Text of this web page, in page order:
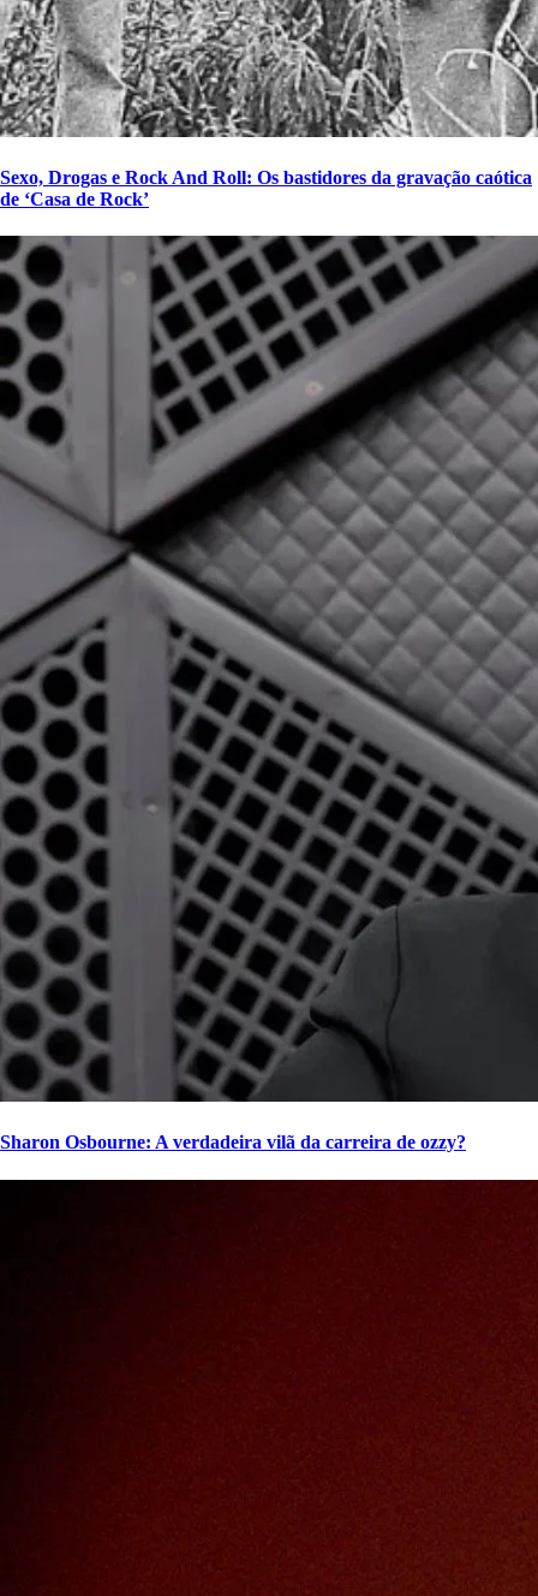
Sexo, Drogas e Rock And Roll: Os bastidores da gravação caótica
de ‘Casa de Rock’
Sharon Osbourne: A verdadeira vilã da carreira de ozzy?